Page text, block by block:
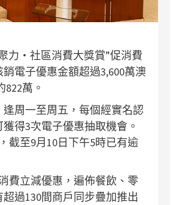
力・社區消費大獎賞”促消費
電子優惠金額超過3,600萬澳
萬。
周一至周五，每個經實名認
得3次電子優惠抽取機會。
截至9月10日下午5時已有逾
費立減優惠，遍佈餐飲、零
過130間商戶同步疊加推出